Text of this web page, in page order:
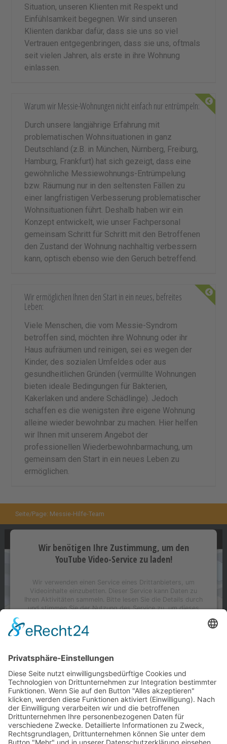
Situation, unseren Klienten mit Respekt und
Einfühlsamkeit begegnen. Wir sind unseren
Klienten dankbar dafür, dass sie uns so viel
Vertrauen entgegenbringen, dass sie uns, oftmals
seit vielen Jahren, als erste in ihre Wohnung
einlassen.
Warum wir Messie-Wohnungen nicht einfach nur entrümpeln:
Durch unsere langjährige Erfahrung mit
problematischen Wohnsituationen in ganz
Deutschland (z.B. in München, Nürnberg, Freiburg,
Hamburg, Frankfurt) hat sich gezeigt, dass eine
gewöhnliche Messiewohnungs-Entrümpelung
bzw. Räumung nur in den seltensten Fällen zu
einer langfristigen Verbesserung problematischer
Wohnsituationen führt. Deshalb haben wir ein
Konzept entwickelt, wie unser Fachpersonal
gemeinsam Schritt für Schritt mit den Betroffenen
den Zustand der Wohnung nachhaltig verbessern
kann, optisch ebenso wie den Geruch betreffend.
Wir ermöglichen Ihnen den Start in ein neues, befreites
Leben:
Viele Menschen, die vom Messie-Syndrom
betroffen sind, möchten ihre Wohnung oder ihr
Haus aufräumen und reinigen, sei es wegen der
Kinder, des sozialen Umfeldes oder aus
gesundheitlichen Gründen (vermüllte Wohnungen
bieten ideale Bedingungen für Bakterien,
Kakerlaken und andere Schädlinge). Jedoch
schaffen es die wenigsten ihre eigene Wohnung
alleine wieder bewohnbar zu machen. Hier helfen
wir Ihnen mit unserem Angebot der
professionellen Wiederbewohnbarmachung, um
gemeinsam den Start in ein neues Leben zu
ermöglichen.
Seite/Page: Messie-Hilfe-Team
Wir benötigen Ihre Zustimmung, um den
YouTube Video-Service zu laden!
Wir verwenden einen Service eines Drittanbieters, um
Videoinhalte einzubetten. Dieser Service kann Daten zu
Ihren Aktivitäten sammeln. Bitte lesen Sie die Details durch
und stimmen Sie der Nutzung des Service zu, um dieses
powered byUsercentrics Consent Management
Platform &eRecht24
Hier klicken für praktische Hilfe in der Wohnung